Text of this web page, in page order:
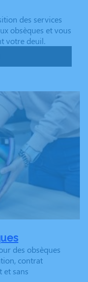
des services
obsèques et vous
votre deuil.
des obsèques
contrat
sans